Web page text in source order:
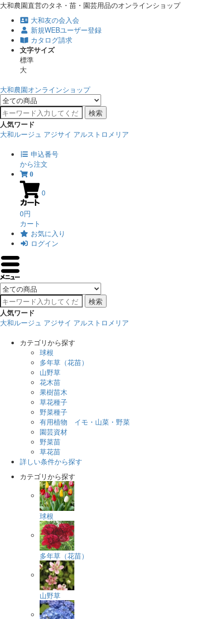
大和農園直営のタネ・苗・園芸用品のオンラインショップ
大和友の会入会
新規WEBユーザー登録
カタログ請求
文字サイズ
標準
大
大和農園オンラインショップ
検索
人気ワード
大和ルージュ アジサイ アルストロメリア
申込番号
から注文
0
0
0円
カート
お気に入り
ログイン
検索
人気ワード
大和ルージュ アジサイ アルストロメリア
カテゴリから探す
球根
多年草（花苗）
山野草
花木苗
果樹苗木
草花種子
野菜種子
有用植物 イモ・山菜・野菜
園芸資材
野菜苗
草花苗
詳しい条件から探す
カテゴリから探す
球根
多年草（花苗）
山野草